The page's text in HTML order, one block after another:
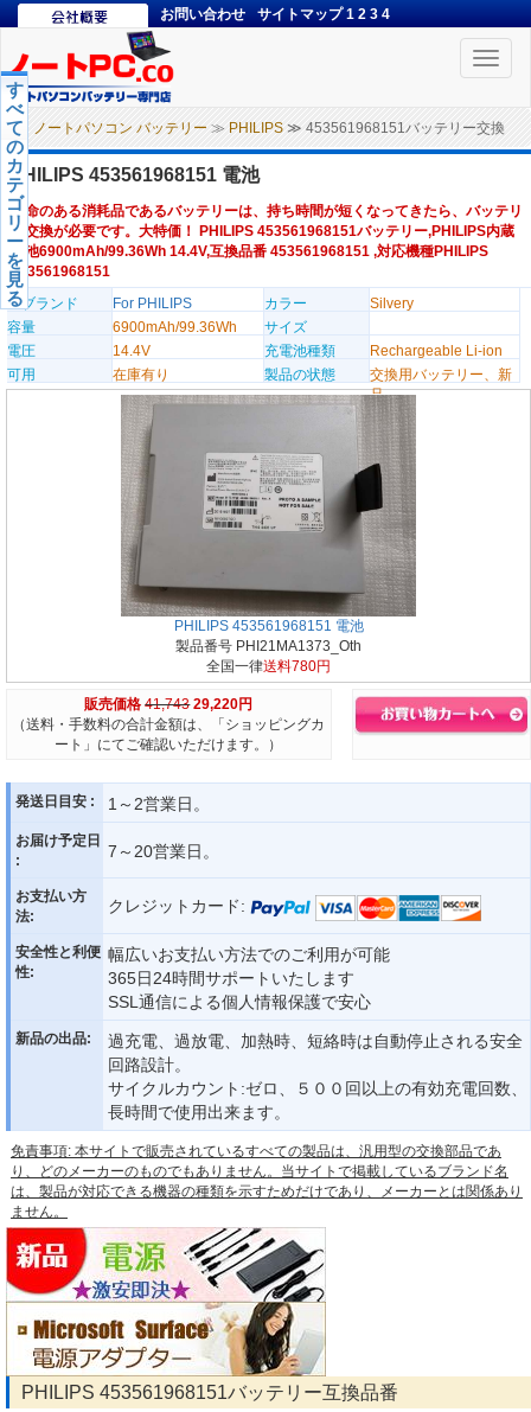
お問い合わせ サイトマップ 1 2 3 4
Toggle
ノートパソコン バッテリー ≫ PHILIPS ≫ 453561968151バッテリー交換
す
べ
て
の
カ
テ
ゴ
リ
ー
を
見
る
PHILIPS 453561968151 電池
寿命のある消耗品であるバッテリーは、持ち時間が短くなってきたら、バッテリ
ー交換が必要です。大特価！ PHILIPS 453561968151バッテリー,PHILIPS内蔵
電池6900mAh/99.36Wh 14.4V,互換品番 453561968151 ,対応機種PHILIPS
453561968151
のブランド
For PHILIPS カラー
Silvery
容量
6900mAh/99.36Wh
サイズ
電圧
14.4V 充電池種類
Rechargeable Li-ion
可用
在庫有り 製品の状態
交換用バッテリー、新
品
PHILIPS 453561968151 電池
製品番号 PHI21MA1373_Oth
全国一律送料780円
販売価格 41,743 29,220円
（送料・手数料の合計金額は、「ショッピングカ
ート」にてご確認いただけます。）
発送日目安 : 1～2営業日。
お届け予定日
:
7～20営業日。
お支払い方
法:
クレジットカード:
安全性と利便
性:
幅広いお支払い方法でのご利用が可能
365日24時間サポートいたします
SSL通信による個人情報保護で安心
新品の出品:
過充電、過放電、加熱時、短絡時は自動停止される安全
回路設計。
サイクルカウント:ゼロ、５００回以上の有効充電回数、
長時間で使用出来ます。
免責事項: 本サイトで販売されているすべての製品は、汎用型の交換部品であ
り、どのメーカーのものでもありません。当サイトで掲載しているブランド名
は、製品が対応できる機器の種類を示すためだけであり、メーカーとは関係あり
ません。
PHILIPS 453561968151バッテリー互換品番